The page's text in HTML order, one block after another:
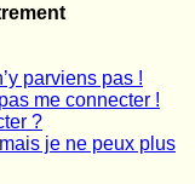
parviens pas !
me connecter !
?
je ne peux plus